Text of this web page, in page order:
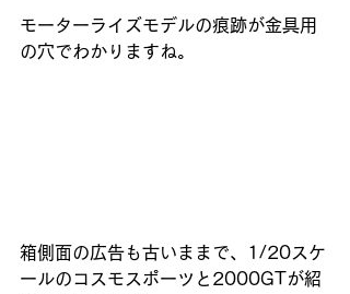
モーターライズモデルの痕跡が金具用
の穴でわかりますね。
箱側面の広告も古いままで、1/20スケ
ールのコスモスポーツと2000GTが紹